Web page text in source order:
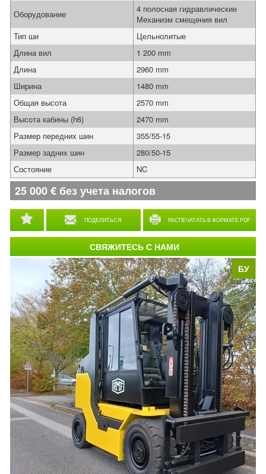
БУ
ПОДЕЛИТЬСЯ РАСПЕЧАТАТЬ В ФОРМАТЕ PDF
Оборудование
4 полосная гидравлические
Механизм смещения вил
Тип ши
Цельнолитые
Длина вил
1 200 mm
Длина
2960 mm
Ширина
1480 mm
Общая высота
2570 mm
Высота кабины (h6)
2470 mm
Размер передних шин
355/55-15
Размер задних шин
280/50-15
Состояние
NC
25 000€ без учета налогов
СВЯЖИТЕСЬ С НАМИ